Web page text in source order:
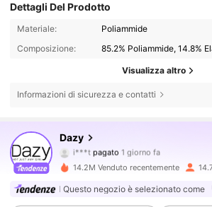
Dettagli Del Prodotto
Materiale:
Poliammide
Composizione:
85.2% Poliammide, 14.8%
Visualizza altro
Informazioni di sicurezza e contatti
Dazy
i***tpagato
f***0segue30 minuti fa
14.2M Venduto recentemente
Questo negozio è selezionato come